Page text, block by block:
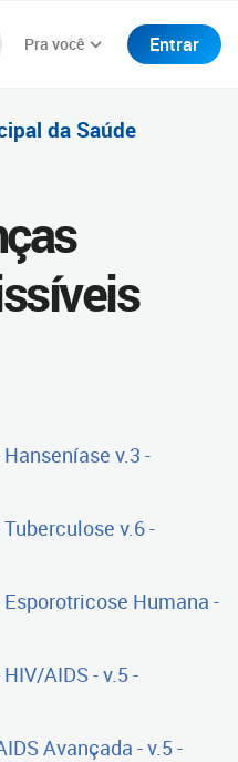
Pra você Entrar
da Saúde
v.3 -
v.6 -
Humana -
AIDS - v.5 -
Avançada - v.5 -